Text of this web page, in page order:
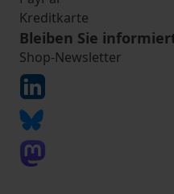
Kreditkarte
Bleiben Sie
Shop-Newsletter